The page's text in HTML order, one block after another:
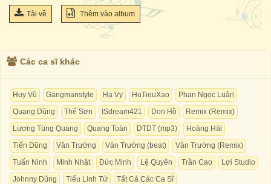
Tải về Thêm vào album
Các ca sĩ khác
Huy Vũ Gangmanstyle Hạ Vy HuTieuXao
Phan Ngọc Luân
Quang Dũng
Thế Sơn ISdream421 Don Hồ
Remix (Remix)
Lương Tùng Quang
Quang Toàn DTDT (mp3)
Hoàng Hải
Tiến Dũng
Vân Trường Vân Trường (beat)
Vân Trường (Remix)
Tuấn Ninh
Minh Nhật Đức Minh Lệ Quyên Trần Cao
Lợi Studio
Johnny Dũng
Tiểu Linh Tử Tất Cả Các Ca Sĩ